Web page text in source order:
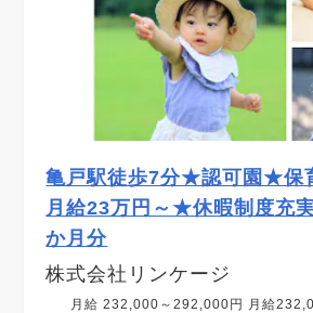
亀戸駅徒歩7分★認可園★
月給23万円～★休暇制度充
か月分
株式会社リンケージ
月給 232,000～292,000円 月給